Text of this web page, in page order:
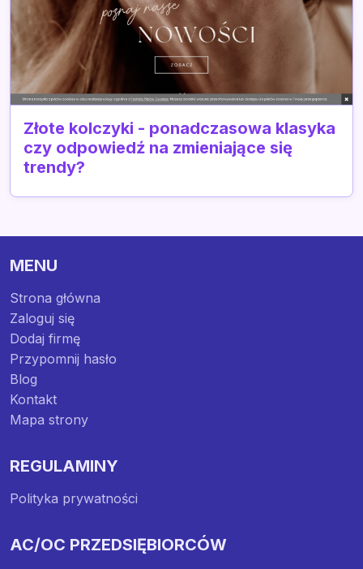
Złote kolczyki - ponadczasowa klasyka
czy odpowiedź na zmieniające się
trendy?
MENU
Strona główna
Zaloguj się
Dodaj firmę
Przypomnij hasło
Blog
Kontakt
Mapa strony
REGULAMINY
Polityka prywatności
AC/OC PRZEDSIĘBIORCÓW